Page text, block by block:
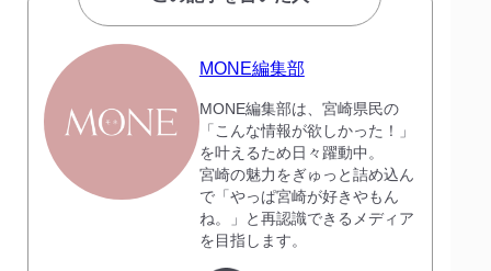
MONE編集部
MONE編集部は、宮崎県民の
「こんな情報が欲しかった！」
を叶えるため日々躍動中。
宮崎の魅力をぎゅっと詰め込ん
で「やっぱ宮崎が好きやもん
ね。」と再認識できるメディア
を目指します。